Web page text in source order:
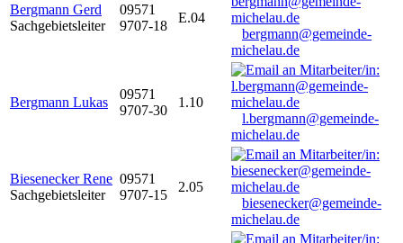
Bergmann Gerd
Sachgebietsleiter
09571
9707-18
E.04
bergmann@gemeinde-
michelau.de
Bergmann Lukas
09571
9707-30
1.10
l.bergmann@gemeinde-
michelau.de
Biesenecker Rene
Sachgebietsleiter
09571
9707-15
2.05
biesenecker@gemeinde-
michelau.de